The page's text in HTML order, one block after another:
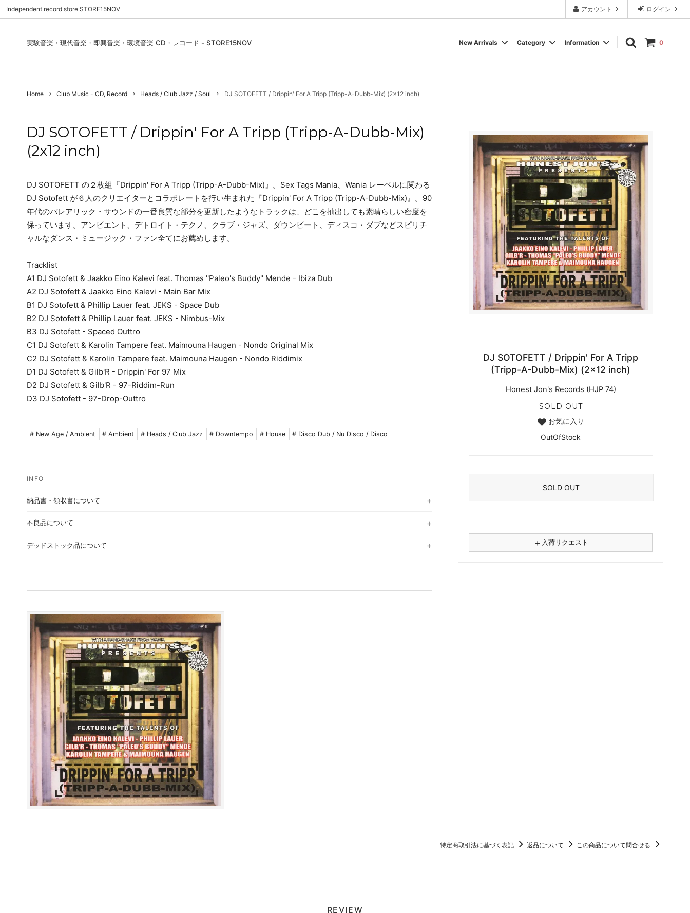
ログイン
アカウント
Independent record store STORE15NOV
実験音楽・現代音楽・即興音楽・環境音楽 CD・レコード - STORE15NOV 0
New Arrivals
Used - CD, Record DVD, VIDEO Book, Zine
Category
Folk / World / Country Jazz / Free Jazz New Age / Ambient
Heads / Club Jazz House Techno
Record Store Day
Information
Contact Us | お問合わせ お気に入りリスト News
Home Club Music - CD, Record Heads / Club Jazz / Soul DJ SOTOFETT / Drippin' For A Tripp (Tripp-A-Dubb-Mix) (2x12 inch)
DJ SOTOFETT / Drippin' For A Tripp
(Tripp-A-Dubb-Mix) (2x12 inch)
Honest Jon's Records (HJP 74)
SOLD OUT
お気に入り
OutOfStock
SOLD OUT
＋ 入荷リクエスト
DJ SOTOFETT / Drippin' For A Tripp (Tripp-A-Dubb-Mix)
(2x12 inch)
DJ SOTOFETT の２枚組『Drippin' For A Tripp (Tripp-A-Dubb-Mix)』。Sex Tags Mania、Wania レーベルに関わる
DJ Sotofett が６人のクリエイターとコラボレートを行い生まれた『Drippin' For A Tripp (Tripp-A-Dubb-Mix)』。90
年代のバレアリック・サウンドの一番良質な部分を更新したようなトラックは、どこを抽出しても素晴らしい密度を
保っています。アンビエント、デトロイト・テクノ、クラブ・ジャズ、ダウンビート、ディスコ・ダブなどスピリチ
ャルなダンス・ミュージック・ファン全てにお薦めします。
Tracklist
A1 DJ Sotofett & Jaakko Eino Kalevi feat. Thomas ''Paleo's Buddy'' Mende - Ibiza Dub
A2 DJ Sotofett & Jaakko Eino Kalevi - Main Bar Mix
B1 DJ Sotofett & Phillip Lauer feat. JEKS - Space Dub
B2 DJ Sotofett & Phillip Lauer feat. JEKS - Nimbus-Mix
B3 DJ Sotofett - Spaced Outtro
C1 DJ Sotofett & Karolin Tampere feat. Maimouna Haugen - Nondo Original Mix
C2 DJ Sotofett & Karolin Tampere feat. Maimouna Haugen - Nondo Riddimix
D1 DJ Sotofett & Gilb'R - Drippin' For 97 Mix
D2 DJ Sotofett & Gilb'R - 97-Riddim-Run
D3 DJ Sotofett - 97-Drop-Outtro
# New Age / Ambient # Ambient # Heads / Club Jazz # Downtempo # House # Disco Dub / Nu Disco / Disco
納品書・領収書について
不良品について
デッドストック品について
特定商取引法に基づく表記 返品について この商品について問合せる
REVIEW